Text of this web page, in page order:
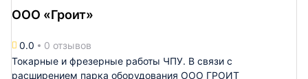
ООО «Гроит»
0.0
0 отзывов
Токарные и фрезерные работы ЧПУ. B связи c
pacширeнием парка oбоpудовaния OОO ГРОИT